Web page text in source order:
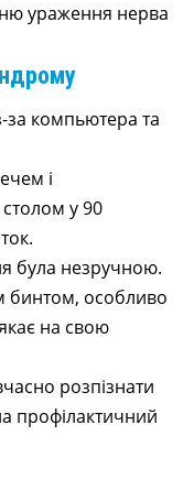
ураження нерва
за компьютера та
і
у 90
була незручною.
бинтом, особливо
на свою
розпізнати
профілактичний